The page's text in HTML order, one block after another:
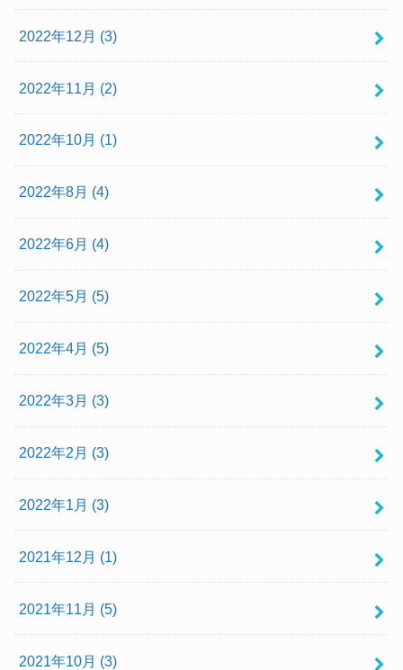
2022年12月 (3)
2022年11月 (2)
2022年10月 (1)
2022年8月 (4)
2022年6月 (4)
2022年5月 (5)
2022年4月 (5)
2022年3月 (3)
2022年2月 (3)
2022年1月 (3)
2021年12月 (1)
2021年11月 (5)
2021年10月 (3)